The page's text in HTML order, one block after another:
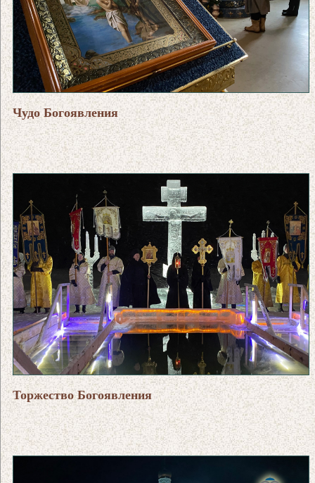
Чудо Богоявления
Торжество Богоявления